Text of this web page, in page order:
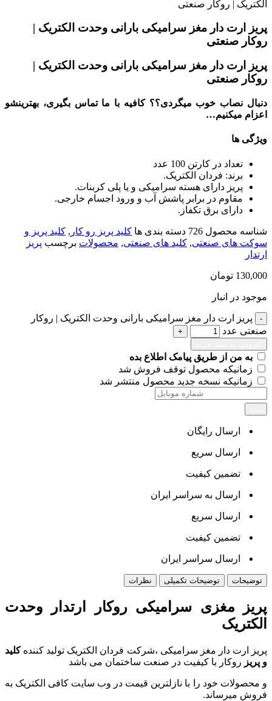
الکتریک | روکار صنعتی
پریز ارت دار مغز سرامیکی بارانی وحدت الکتریک |
روکار صنعتی
پریز ارت دار مغز سرامیکی بارانی وحدت الکتریک |
روکار صنعتی
دنبال نصاب خوب میگردی؟؟ کافیه با ما تماس بگیری، بهترینشو
اعزام میکنیم…
ویژگی ها
تعداد در کارتن 100 عدد
برند: فردان الکتریک.
پریز دارای هسته سرامیکی و یا پلی کربنات.
مقاوم در برابر پاشش آب و ورود اجسام خارجی.
دارای برق تکفاز.
شناسه محصول 726 دسته بندی ها کلید پریز رو کار , کلید پریز و
سوکت های صنعتی, کلید های صنعتی, محصولات برچسب پریز
ارتدار
130,000 تومان
موجود در انبار
پریز ارت دار مغز سرامیکی بارانی وحدت الکتریک | روکار
صنعتی عدد
به من از طریق پیامک اطلاع بده
زمانیکه محصول توقف فروش شد
زمانیکه نسخه جدید محصول منتشر شد
ارسال رایگان
ارسال سریع
تضمین کیفیت
ارسال به سراسر ایران
ارسال سریع
تضمین کیفیت
ارسال سراسر ایران
توضیحات توضیحات تکمیلی نظرات
پریز مغزی سرامیکی روکار ارتدار وحدت
الکتریک
پریز ارت دار مغز سرامیکی ،شرکت فردان الکتریک تولید کنندهکلید
و پریز روکار با کیفیت در صنعت ساختمان می باشد
و محصولات خود را با نازلترین قیمت در وب سایت کافی الکتریک به
فروش میرساند.